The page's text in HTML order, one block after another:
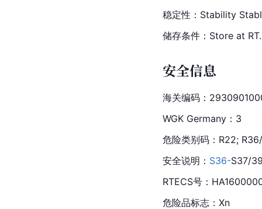
稳定性：Stability
储存条件：Store at RT.
安全信息
海关编码：
WGK Germany：3
危险类别码：R22;
安全说明： S36-S37/
RTECS号：
危险品标志：Xn